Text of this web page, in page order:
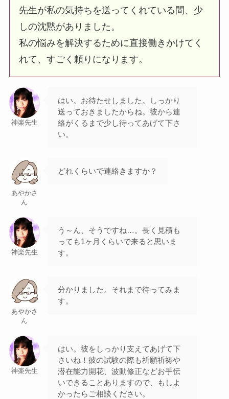
先生が私の気持ちを送ってくれている間、少
しの沈黙がありました。
私の悩みを解決するために直接働きかけてく
れて、すごく頼りになります。
神楽先生
はい。お待たせしました。しっかり
送っておきましたからね。彼から連
絡がくるまで少し待ってあげて下さ
い。
あやかさ
ん
どれくらいで連絡きますか？
神楽先生
う～ん、そうですね…。長く見積も
っても1ヶ月くらいで来ると思いま
す。
あやかさ
ん
分かりました。それまで待ってみま
す。
神楽先生
はい。彼をしっかり支えてあげて下
さいね！彼の試験の際も祈願祈祷や
潜在能力開花、波動修正などお手伝
いできることありますので、もしよ
かったらご相談ください。